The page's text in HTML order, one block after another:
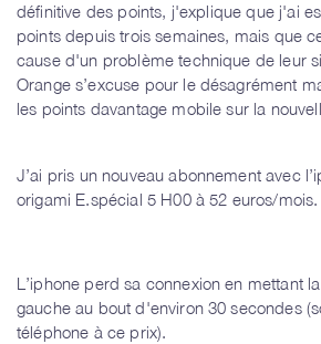
définitive des points, j'explique que j'ai
points depuis trois semaines, mais que
cause d'un problème technique de leur
Orange s’excuse pour le désagrément
les points davantage mobile sur la
J’ai pris un nouveau abonnement avec
origami E.spécial 5 H00 à 52 euros/mois.
L’iphone perd sa connexion en mettant
gauche au bout d'environ 30 secondes
téléphone à ce prix).